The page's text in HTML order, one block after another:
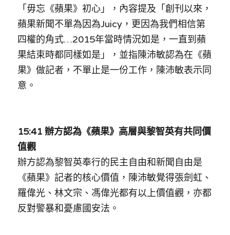
「毋忘《蘋果》初心」，內容提及「創刊以來，
蘋果新聞不單為因為Juicy，更因為我們相信第
四權的角式…2015年當時情況如是，一直到蘋
果結束時都同樣如是 」 ， 並指陳沛敏認為在《蘋
果》做記者，不單止是一份工作，陳沛敏表示同
意。
15:41 辦方認為《蘋果》高層與黎智英有共同價
值觀
辦方認為黎智英奉行的民主自由和新聞自由是
《蘋果》記者的核心價值，陳沛敏覺得張劍虹、
羅偉光、林文宗、馮偉光都有以上價值觀，亦都
反對警暴和憂慮國安法 。